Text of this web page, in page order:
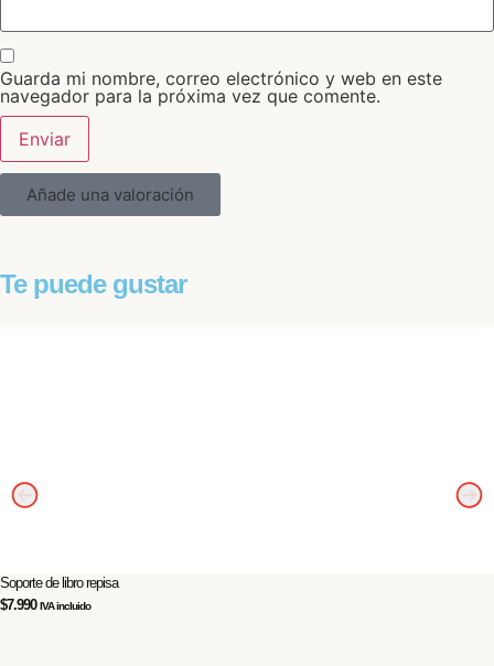
Guarda mi nombre, correo electrónico y web en este
navegador para la próxima vez que comente.
Añade una valoración
Te puede gustar
Soporte de libro repisa
$7.990 IVA incluido